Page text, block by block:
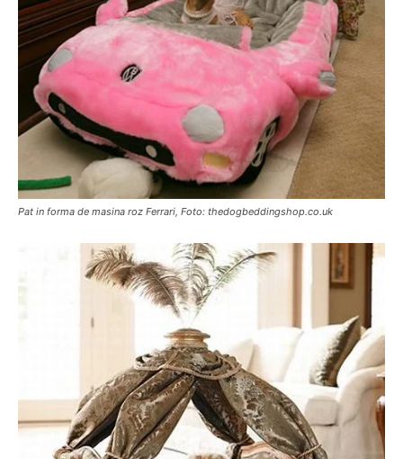
Pat in forma de masina roz Ferrari, Foto: thedogbeddingshop.co.uk